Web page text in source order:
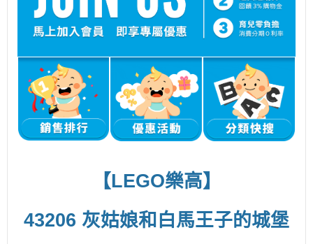
【LEGO樂高】
43206 灰姑娘和白馬王子的城堡